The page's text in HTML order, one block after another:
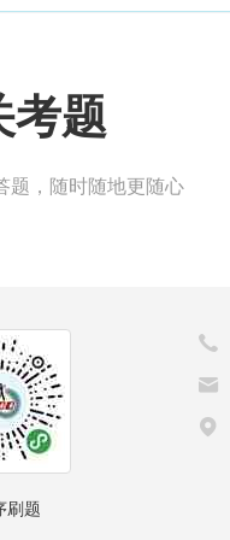
考题
题，随时随地更随心
刷题